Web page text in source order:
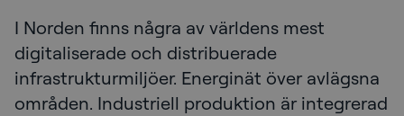
I Norden finns några av världens mest
digitaliserade och distribuerade
infrastrukturmiljöer. Energinät över avlägsna
områden. Industriell produktion är integrerad